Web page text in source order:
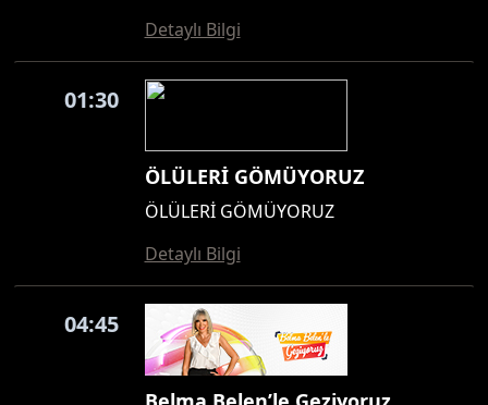
Detaylı Bilgi
01:30
ÖLÜLERİ GÖMÜYORUZ
ÖLÜLERİ GÖMÜYORUZ
Detaylı Bilgi
04:45